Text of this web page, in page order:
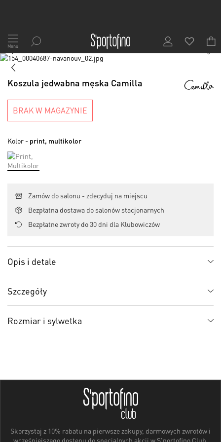
Przejdź
do
treści
Menu
Skip
end
images
gallery
1/7
Skip
the
images
Koszula jedwabna męska Camilla
BRAK W MAGAZYNIE
Kolor - print, multikolor
Zamów do salonu - zdecyduj na miejscu
Bezpłatna dostawa do salonów stacjonarnych
Bezpłatne zwroty do 30 dni dla Klubowiczów
Opis i detale
Szczegóły
Rozmiar i sylwetka
Skorzystaj z 10% rabatu na pierwsze zakupy, darmowych zwrotów i
wcześniejszego dostępu do specjalnych akcji w S'portofino Club.